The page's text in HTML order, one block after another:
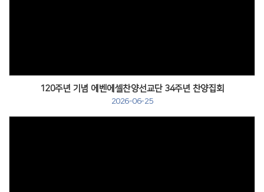
120주년 기념 에벤에셀찬양선교단 34주년 찬양집회
2026-06-25